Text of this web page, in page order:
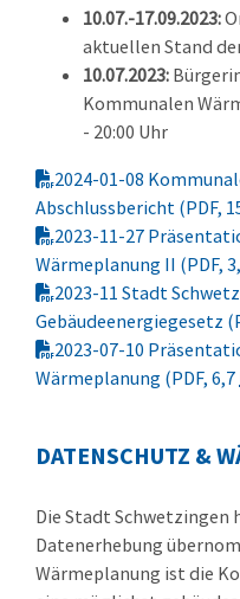
10.07.-17.09.2023:
aktuellen Stand
10.07.2023:
Kommunalen
- 20:00 Uhr
2024-01-08
Abschlussbericht (PDF,
2023-11-27
Wärmeplanung II (PDF,
2023-11 Stadt
Gebäudeenergiegesetz
2023-07-10
Wärmeplanung (PDF, 6,7
DATENSCHUTZ &
Die Stadt Schwetzingen
Datenerhebung
Wärmeplanung ist die